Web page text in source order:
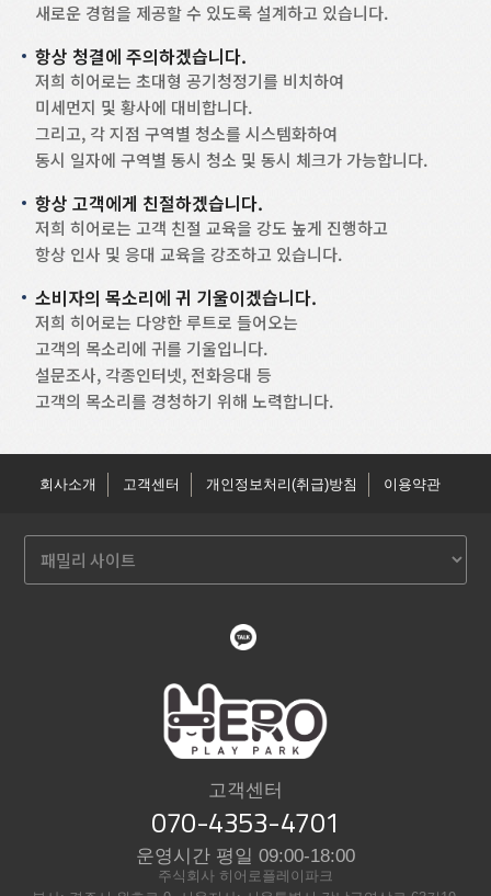
새로운 경험을 제공할 수 있도록 설계하고 있습니다.
항상 청결에 주의하겠습니다.
저희 히어로는 초대형 공기청정기를 비치하여
미세먼지 및 황사에 대비합니다.
그리고, 각 지점 구역별 청소를 시스템화하여
동시 일자에 구역별 동시 청소 및 동시 체크가 가능합니다.
항상 고객에게 친절하겠습니다.
저희 히어로는 고객 친절 교육을 강도 높게 진행하고
항상 인사 및 응대 교육을 강조하고 있습니다.
소비자의 목소리에 귀 기울이겠습니다.
저희 히어로는 다양한 루트로 들어오는
고객의 목소리에 귀를 기울입니다.
설문조사, 각종인터넷, 전화응대 등
고객의 목소리를 경청하기 위해 노력합니다.
회사소개 고객센터 개인정보처리(취급)방침 이용약관
고객센터
070-4353-4701
운영시간 평일 09:00-18:00
주식회사 히어로플레이파크